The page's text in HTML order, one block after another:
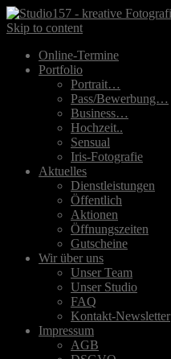
Skip to content
Online-Termine
Portfolio
Portrait…
Pass/Bewerbung…
Business…
Hochzeit..
Sensual
Iris-Fotografie
Aktuelles
Dienstleistungen
Öffentlich
Aktionen
Öffnungszeiten
Gutscheine
Wir über uns
Unser Team
Unser Studio
FAQ
Kontakt-Newsletter
Impressum
AGB